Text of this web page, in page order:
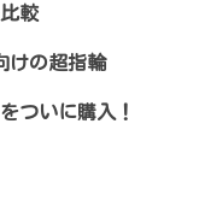
比較
けの超指輪
ついに購入！